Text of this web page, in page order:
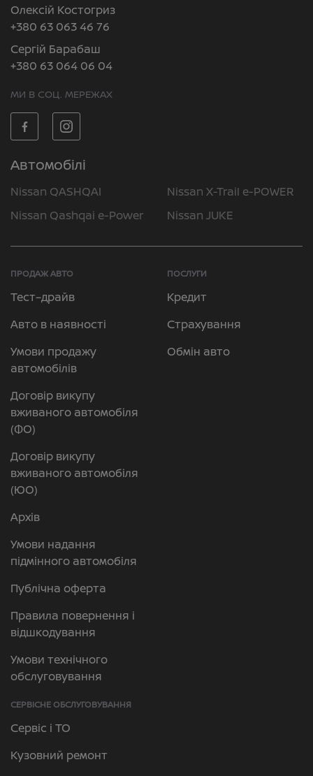
Олексій Костогриз
+380 63 063 46 76
Сергій Барабаш
+380 63 064 06 04
МИ В СОЦ. МЕРЕЖАХ
Автомобілі
Nissan QASHQAI
Nissan X-Trail e-POWER
Nissan Qashqai e-Power
Nissan JUKE
ПРОДАЖ АВТО
Тест–драйв
Авто в наявності
Умови продажу
автомобілів
Договір викупу
вживаного автомобіля
(ФО)
Договір викупу
вживаного автомобіля
(ЮО)
Архів
Умови надання
підмінного автомобіля
Публічна оферта
Правила повернення і
відшкодування
Умови технічного
обслуговування
ПОСЛУГИ
Кредит
Страхування
Обмін авто
СЕРВІСНЕ ОБСЛУГОВУВАННЯ
Сервіс і ТО
Кузовний ремонт